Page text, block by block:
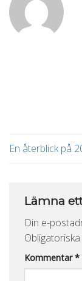
En återblick på
Lämna
Din e-
Kommentar*